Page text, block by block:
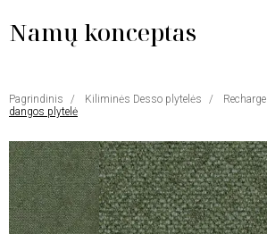
Namų konceptas
Pagrindinis Kiliminės Desso plytelės Recharge
dangos plytelė